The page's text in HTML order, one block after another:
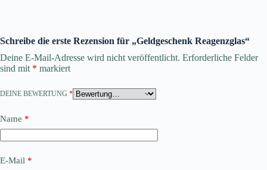
Schreibe die erste Rezension für „Geldgeschenk Reagenzglas“
Deine E-Mail-Adresse wird nicht veröffentlicht. Erforderliche Felder
sind mit * markiert
DEINE BEWERTUNG *
Name *
E-Mail *